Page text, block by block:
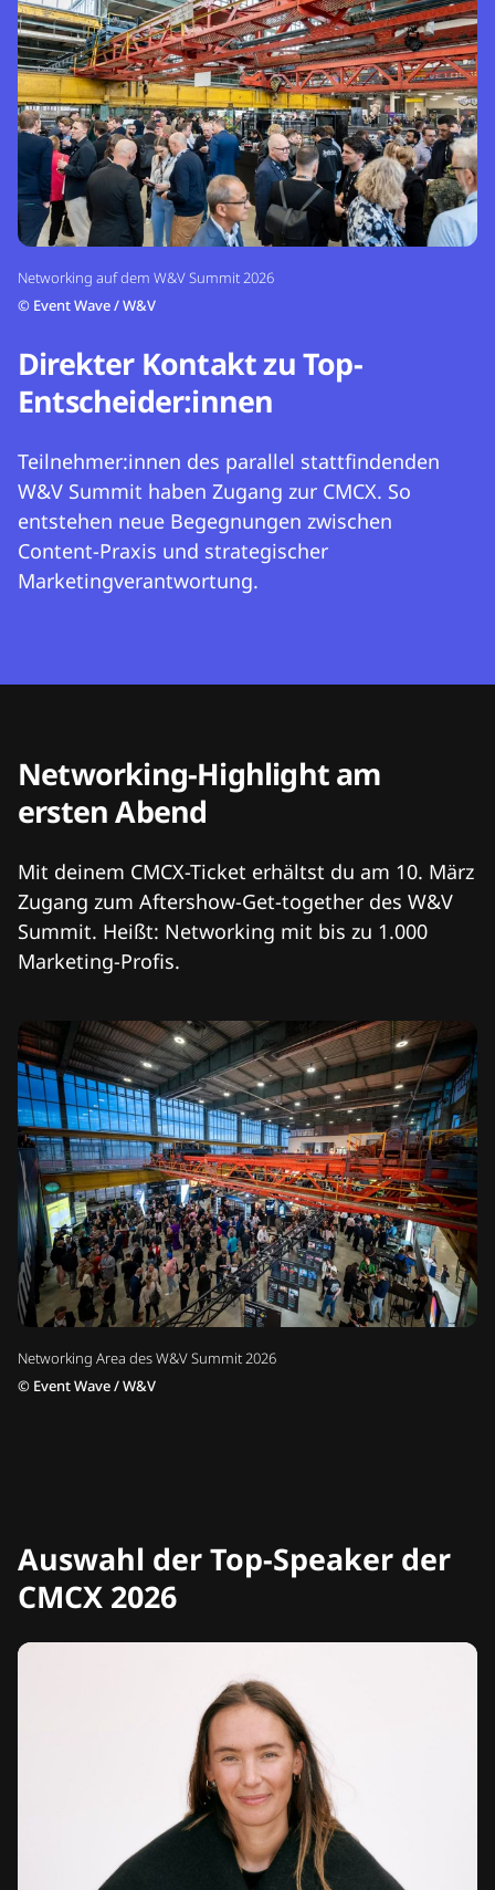
Networking auf dem W&V Summit 2026
© Event Wave / W&V
Direkter Kontakt zu Top-
Entscheider:innen
Teilnehmer:innen des parallel stattfindenden
W&V Summit haben Zugang zur CMCX. So
entstehen neue Begegnungen zwischen
Content-Praxis und strategischer
Marketingverantwortung.
Networking Area des W&V Summit 2026
© Event Wave / W&V
Networking-Highlight am
ersten Abend
Mit deinem CMCX-Ticket erhältst du am 10. März
Zugang zum Aftershow-Get-together des W&V
Summit. Heißt: Networking mit bis zu 1.000
Marketing-Profis.
Auswahl der Top-Speaker der
CMCX 2026